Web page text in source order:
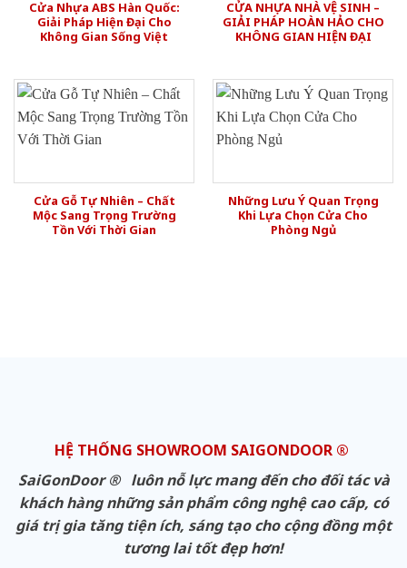
Cửa Nhựa ABS Hàn Quốc:
Giải Pháp Hiện Đại Cho
Không Gian Sống Việt
CỬA NHỰA NHÀ VỆ SINH –
GIẢI PHÁP HOÀN HẢO CHO
KHÔNG GIAN HIỆN ĐẠI
Cửa Gỗ Tự Nhiên – Chất
Mộc Sang Trọng Trường
Tồn Với Thời Gian
Những Lưu Ý Quan Trọng
Khi Lựa Chọn Cửa Cho
Phòng Ngủ
HỆ THỐNG SHOWROOM SAIGONDOOR ®
SaiGonDoor ® luôn nỗ lực mang đến cho đối tác và
khách hàng những sản phẩm công nghệ cao cấp, có
giá trị gia tăng tiện ích, sáng tạo cho cộng đồng một
tương lai tốt đẹp hơn!